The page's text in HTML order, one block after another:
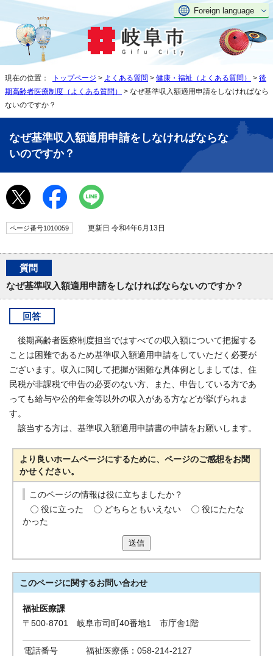
Foreign language
現在の位置： トップページ > よくある質問 > 健康・福祉（よくある質問） > 後
期高齢者医療制度（よくある質問）
> なぜ基準収入額適用申請をしなければなら
ないのですか？
なぜ基準収入額適用申請をしなければならな
いのですか？
ページ番号1010059 更新日 令和4年6月13日
質問
なぜ基準収入額適用申請をしなければならないのですか？
回答
後期高齢者医療制度担当ではすべての収入額について把握する
ことは困難であるため基準収入額適用申請をしていただく必要が
ございます。収入に関して把握が困難な具体例としましては、住
民税が非課税で申告の必要のない方、また、申告している方であ
っても給与や公的年金等以外の収入がある方などが挙げられま
す。
該当する方は、基準収入額適用申請書の申請をお願いします。
より良いホームページにするために、ページのご感想をお聞
かせください。
このページの情報は役に立ちましたか？
役に立った
どちらともいえない
役にたたな
かった
送信
このページに関するお問い合わせ
福祉医療課
〒500-8701 岐阜市司町40番地1 市庁舎1階
電話番号
福祉医療係：058-214-2127